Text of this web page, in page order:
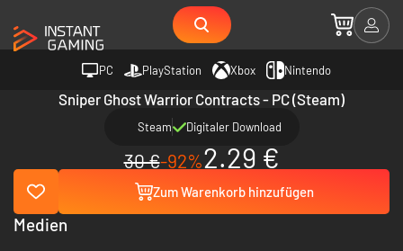
PC PlayStation Xbox Nintendo
Sniper Ghost Warrior Contracts - PC (Steam)
Steam Digitaler Download
30 €-92%2.29 €
Zum Warenkorb hinzufügen
Medien